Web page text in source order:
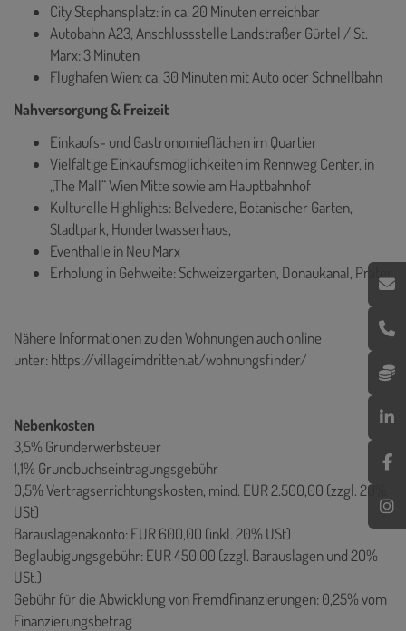
City Stephansplatz: in ca. 20 Minuten erreichbar
Autobahn A23, Anschlussstelle Landstraßer Gürtel / St.
Marx: 3 Minuten
Flughafen Wien: ca. 30 Minuten mit Auto oder Schnellbahn
Nahversorgung & Freizeit
Einkaufs- und Gastronomieflächen im Quartier
Vielfältige Einkaufsmöglichkeiten im Rennweg Center, in
„The Mall“ Wien Mitte sowie am Hauptbahnhof
Kulturelle Highlights: Belvedere, Botanischer Garten,
Stadtpark, Hundertwasserhaus,
Eventhalle in Neu Marx
Erholung in Gehweite: Schweizergarten, Donaukanal, Prater
Nähere Informationen zu den Wohnungen auch online
unter:https://villageimdritten.at/wohnungsfinder/
Nebenkosten
3,5% Grunderwerbsteuer
1,1% Grundbuchseintragungsgebühr
0,5% Vertragserrichtungskosten, mind. EUR 2.500,00 (zzgl. 20%
USt)
Barauslagenakonto: EUR 600,00 (inkl. 20% USt)
Beglaubigungsgebühr: EUR 450,00 (zzgl. Barauslagen und 20%
USt.)
Gebühr für die Abwicklung von Fremdfinanzierungen: 0,25% vom
Finanzierungsbetrag